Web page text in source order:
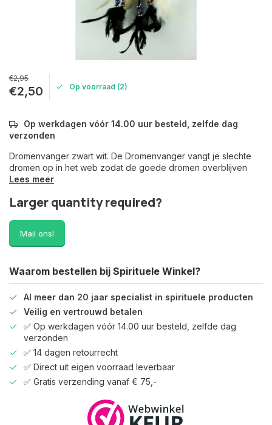
€2,95
€2,50 Op voorraad (2)
Op werkdagen vóór 14.00 uur besteld, zelfde dag
verzonden
Dromenvanger zwart wit. De Dromenvanger vangt je slechte
dromen op in het web zodat de goede dromen overblijven
Lees meer
Larger quantity required?
Mail ons!
Waarom bestellen bij Spirituele Winkel?
Al meer dan 20 jaar specialist in spirituele producten
Veilig en vertrouwd betalen
✅ Op werkdagen vóór 14.00 uur besteld, zelfde dag
verzonden
✅ 14 dagen retourrecht
✅ Direct uit eigen voorraad leverbaar
✅ Gratis verzending vanaf € 75,-